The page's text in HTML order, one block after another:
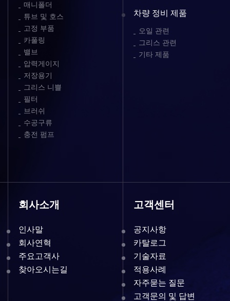
매니폴더
튜브 및 호스
고정 부품
카풀링
밸브
압력게이지
저장용기
그리스 니쁠
필터
브러쉬
수공구류
충전 펌프
차량 정비 제품
오일 관련
그리스 관련
기타 제품
회사소개
인사말
회사연혁
주요고객사
찾아오시는길
고객센터
공지사항
카탈로그
기술자료
적용사례
자주묻는 질문
고객문의 및 답변